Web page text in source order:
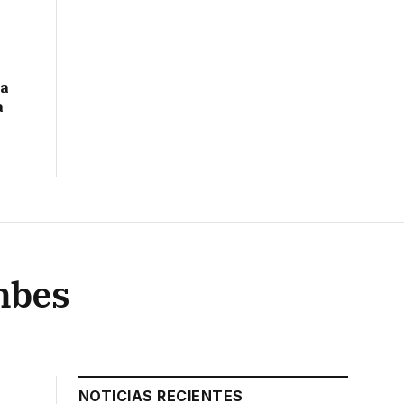
NOTICIAS RECIENTES